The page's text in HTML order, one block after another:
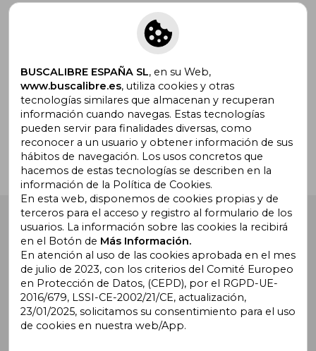
Suscríbete para recibir ofertas y
promociones
¿Necesitas ayuda?
Ir a Centro de Soporte
Buscalibre España . Calle Energía, 65, Nave 3 (08940),
Cornellà de Llobregat, Barcelona. Derechos Reservados.
Buscalibre Argentina| Buscalibre Chile
BUSCALIBRE ESPAÑA SL, en su Web,
www.buscalibre.es, utiliza cookies y otras
tecnologías similares que almacenan y recuperan
información cuando navegas. Estas tecnologías
pueden servir para finalidades diversas, como
reconocer a un usuario y obtener información de sus
hábitos de navegación. Los usos concretos que
hacemos de estas tecnologías se describen en la
información de la Política de Cookies.
En esta web, disponemos de cookies propias y de
terceros para el acceso y registro al formulario de los
usuarios. La información sobre las cookies la recibirá
en el Botón de Más Información.
En atención al uso de las cookies aprobada en el mes
de julio de 2023, con los criterios del Comité Europeo
en Protección de Datos, (CEPD), por el RGPD-UE-
2016/679, LSSI-CE-2002/21/CE, actualización,
23/01/2025, solicitamos su consentimiento para el uso
de cookies en nuestra web/App.